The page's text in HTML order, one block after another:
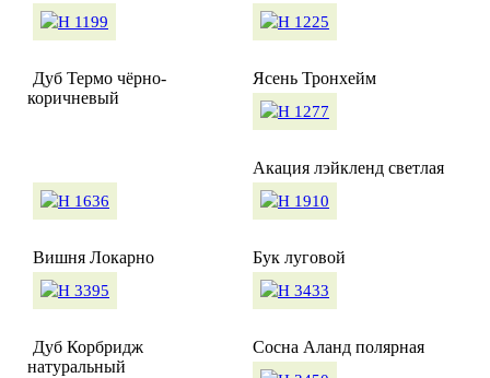
Дуб Термо чёрно-
коричневый
Ясень Тронхейм
Акация лэйкленд светлая
Вишня Локарно Бук луговой
Дуб Корбридж
натуральный
Сосна Аланд полярная